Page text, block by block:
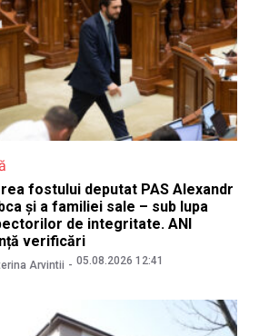
fostului deputat PAS Alexandr
și a familiei sale – sub lupa
de integritate. ANI
verificări
Arvintii 05.08.2026 12:41